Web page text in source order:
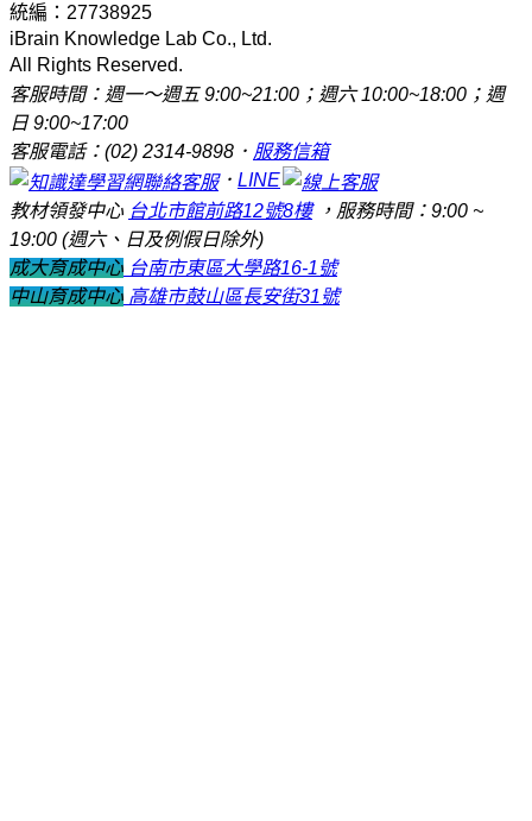
統編：27738925
iBrain Knowledge Lab Co., Ltd.
All Rights Reserved.
客服時間：週一～週五 9:00~21:00；週六 10:00~18:00；週
日 9:00~17:00
客服電話：(02) 2314-9898． 服務信箱
． LINE
教材領發中心 台北市館前路12號8樓，服務時間：9:00 ~
19:00 (週六、日及例假日除外)
成大育成中心 台南市東區大學路16-1號
中山育成中心 高雄市鼓山區長安街31號